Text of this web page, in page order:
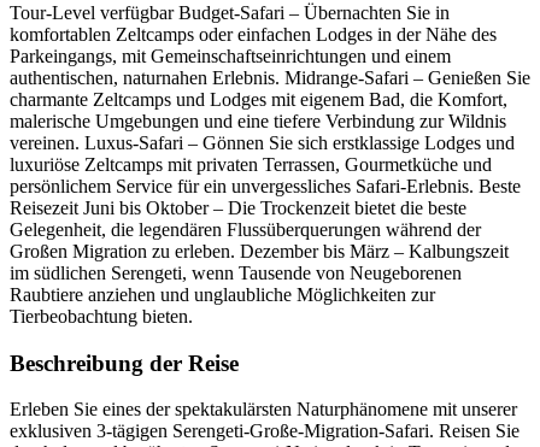
Tour-Level verfügbar Budget-Safari – Übernachten Sie in
komfortablen Zeltcamps oder einfachen Lodges in der Nähe des
Parkeingangs, mit Gemeinschaftseinrichtungen und einem
authentischen, naturnahen Erlebnis. Midrange-Safari – Genießen Sie
charmante Zeltcamps und Lodges mit eigenem Bad, die Komfort,
malerische Umgebungen und eine tiefere Verbindung zur Wildnis
vereinen. Luxus-Safari – Gönnen Sie sich erstklassige Lodges und
luxuriöse Zeltcamps mit privaten Terrassen, Gourmetküche und
persönlichem Service für ein unvergessliches Safari-Erlebnis. Beste
Reisezeit Juni bis Oktober – Die Trockenzeit bietet die beste
Gelegenheit, die legendären Flussüberquerungen während der
Großen Migration zu erleben. Dezember bis März – Kalbungszeit
im südlichen Serengeti, wenn Tausende von Neugeborenen
Raubtiere anziehen und unglaubliche Möglichkeiten zur
Tierbeobachtung bieten.
Beschreibung der Reise
Erleben Sie eines der spektakulärsten Naturphänomene mit unserer
exklusiven 3-tägigen Serengeti-Große-Migration-Safari. Reisen Sie